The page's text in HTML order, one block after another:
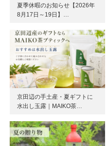
夏季休暇のお知らせ【2026年
8月17日～19日】…
京田辺の手土産・夏ギフトに
水出し玉露｜MAIKO茶…